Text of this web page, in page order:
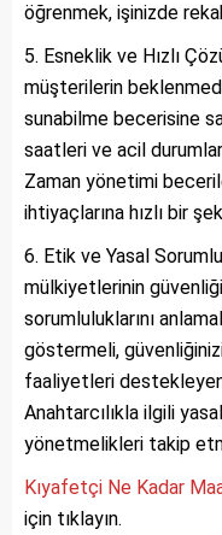
öğrenmek, işinizde
Esneklik ve Hızlı
müşterilerin
sunabilme becerisine
saatleri ve acil durumlar
Zaman yönetimi
ihtiyaçlarına hızlı bir
Etik ve Yasal
mülkiyetlerinin
sorumluluklarını
göstermeli,
faaliyetleri
Anahtarcılıkla ilgili
yönetmelikleri takip
Kıyafetçi Ne Kadar
için tıklayın.